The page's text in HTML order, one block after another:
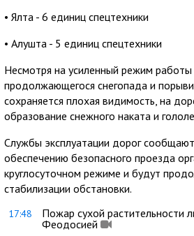
• Ялта - 6 единиц спецтехники
• Алушта - 5 единиц спецтехники
Несмотря на усиленный режим
продолжающегося снегопада и
сохраняется плохая видимость, на
образование снежного наката и
Службы эксплуатации дорог
обеспечению безопасного проезда
круглосуточном режиме и будут
стабилизации обстановки.
17:48
Пожар сухой растительности
Феодосией